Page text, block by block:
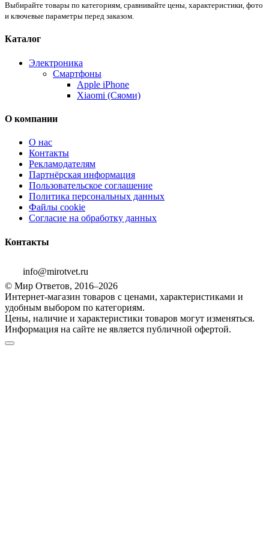
Выбирайте товары по категориям, сравнивайте цены, характеристики, фото
и ключевые параметры перед заказом.
Каталог
Электроника
Смартфоны
Apple iPhone
Xiaomi (Сяоми)
О компании
О нас
Контакты
Рекламодателям
Партнёрская информация
Пользовательское соглашение
Политика персональных данных
Файлы cookie
Согласие на обработку данных
Контакты
info@mirotvet.ru
© Мир Ответов, 2016–2026
Интернет-магазин товаров с ценами, характеристиками и
удобным выбором по категориям.
Цены, наличие и характеристики товаров могут изменяться.
Информация на сайте не является публичной офертой.